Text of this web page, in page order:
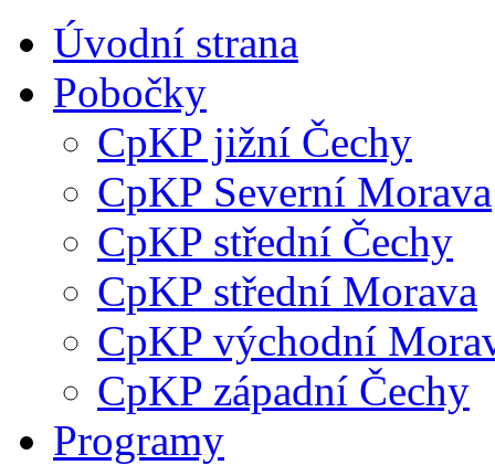
Úvodní strana
Pobočky
CpKP jižní Čechy
CpKP Severní Morava
CpKP střední Čechy
CpKP střední Morava
CpKP východní
CpKP západní Čechy
Programy